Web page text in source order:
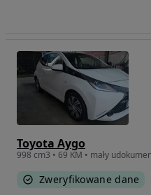
Toyota Aygo
Zweryfikowane dane